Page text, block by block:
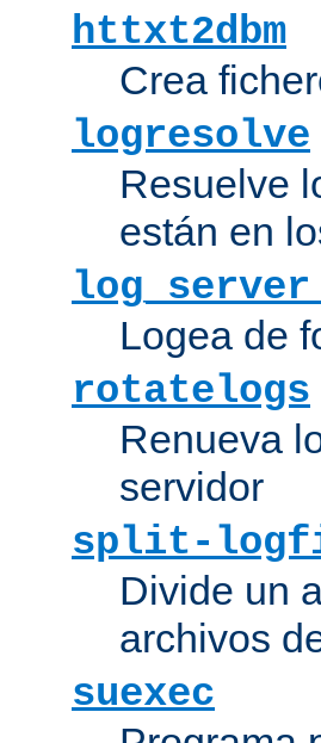
httxt2dbm
Crea
logresolve
Resuelve
están en
Logea de
rotatelogs
Renueva
servidor
split-
Divide un
archivos
suexec